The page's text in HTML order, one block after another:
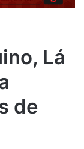
Lá
de